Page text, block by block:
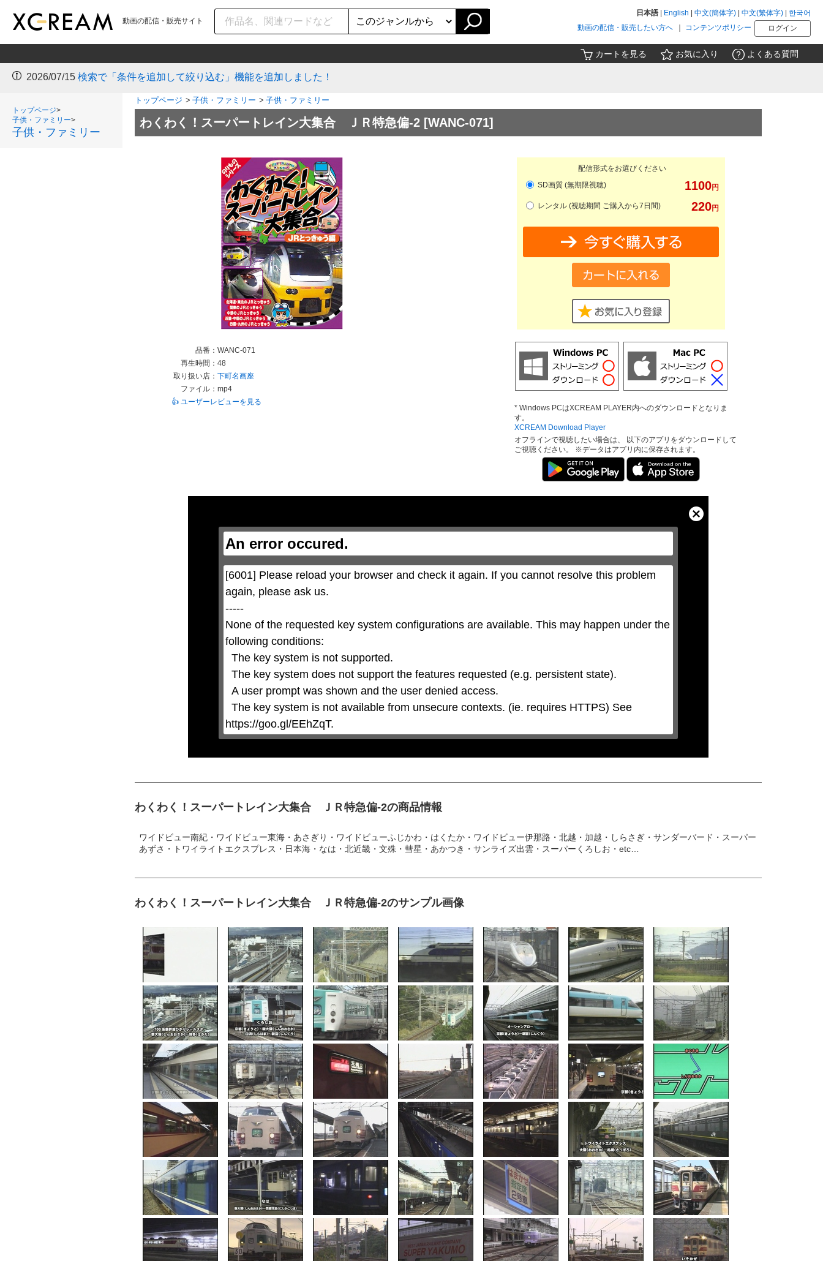
日本語 English 中文(簡体字) 中文(繁体字)
한국어
動画の配信・販売サイト
ログイン
コンテンツポリシー
動画の配信・販売したい方へ
カートを見る お気に入り よくある質問
2026/07/15 検索で「条件を追加して絞り込む」機能を追加しました！
トップページ>
子供・ファミリー>
子供・ファミリー
トップページ > 子供・ファミリー > 子供・ファミリー
わくわく！スーパートレイン大集合 ＪＲ特急偏-2 [WANC-071]
品番： WANC-071
再生時間： 48
取り扱い店： 下町名画座
ファイル： mp4
👍 ユーザーレビューを見る
配信形式をお選びください
1100円
SD画質 (無期限視聴)
220円
レンタル (視聴期間 ご購入から7日間)
* Windows PCはXCREAM PLAYER内へのダウンロードとなりま
す。
XCREAM Download Player
オフラインで視聴したい場合は、 以下のアプリをダウンロードして
ご視聴ください。 ※データはアプリ内に保存されます。
An error occured.
[6001] Please reload your browser and check it again. If you cannot resolve this problem
again, please ask us.
-----
None of the requested key system configurations are available. This may happen under the
following conditions:
https://goo.gl/EEhZqT.
Close
Modal
Dialog
わくわく！スーパートレイン大集合 ＪＲ特急偏-2の商品情報
ワイドビュー南紀・ワイドビュー東海・あさぎり・ワイドビューふじかわ・はくたか・ワイドビュー伊那路・北越・加越・しらさぎ・サンダーバード・スーパー
あずさ・トワイライトエクスプレス・日本海・なは・北近畿・文殊・彗星・あかつき・サンライズ出雲・スーパーくろしお・etc…
わくわく！スーパートレイン大集合 ＪＲ特急偏-2のサンプル画像